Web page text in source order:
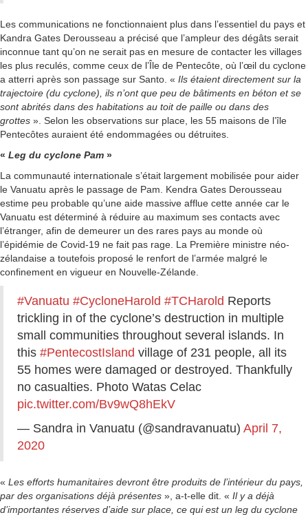
Les communications ne fonctionnaient plus dans l’essentiel du pays et
Kandra Gates Derousseau a précisé que l’ampleur des dégâts serait
inconnue tant qu’on ne serait pas en mesure de contacter les villages
les plus reculés, comme ceux de l’Île de Pentecôte, où l’œil du cyclone
a atterri après son passage sur Santo. « Ils étaient directement sur la
trajectoire (du cyclone), ils n’ont que peu de bâtiments en béton et se
sont abrités dans des habitations au toit de paille ou dans des
grottes ». Selon les observations sur place, les 55 maisons de l’île
Pentecôtes auraient été endommagées ou détruites.
« Leg du cyclone Pam »
La communauté internationale s’était largement mobilisée pour aider
le Vanuatu après le passage de Pam. Kendra Gates Derousseau
estime peu probable qu’une aide massive afflue cette année car le
Vanuatu est déterminé à réduire au maximum ses contacts avec
l’étranger, afin de demeurer un des rares pays au monde où
l’épidémie de Covid-19 ne fait pas rage. La Première ministre néo-
zélandaise a toutefois proposé le renfort de l’armée malgré le
confinement en vigueur en Nouvelle-Zélande.
#Vanuatu #CycloneHarold #TCHarold Reports
trickling in of the cyclone’s destruction in multiple
small communities throughout several islands. In
this #PentecostIsland village of 231 people, all its
55 homes were damaged or destroyed. Thankfully
no casualties. Photo Watas Celac
pic.twitter.com/Bv9wQ8hEkV
— Sandra in Vanuatu (@sandravanuatu) April 7,
2020
« Les efforts humanitaires devront être produits de l’intérieur du pays,
par des organisations déjà présentes », a-t-elle dit. « Il y a déjà
d’importantes réserves d’aide sur place, ce qui est un leg du cyclone